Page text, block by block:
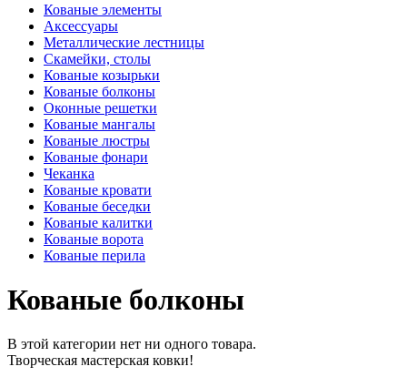
Кованые элементы
Аксессуары
Металлические лестницы
Скамейки, столы
Кованые козырьки
Кованые болконы
Оконные решетки
Кованые мангалы
Кованые люстры
Кованые фонари
Чеканка
Кованые кровати
Кованые беседки
Кованые калитки
Кованые ворота
Кованые перила
Кованые болконы
В этой категории нет ни одного товара.
Творческая мастерская ковки!